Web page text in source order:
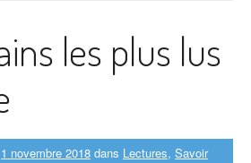
les plus lus
1 novembre 2018 dans Lectures, Savoir